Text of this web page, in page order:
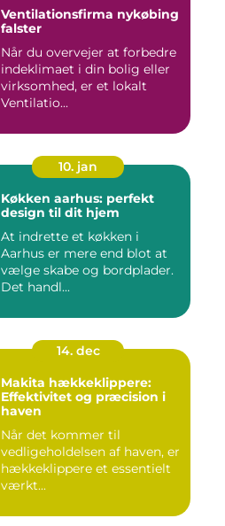
Ventilationsfirma nykøbing
falster
Når du overvejer at forbedre
indeklimaet i din bolig eller
virksomhed, er et lokalt
Ventilatio...
10. jan
Køkken aarhus: perfekt
design til dit hjem
At indrette et køkken i
Aarhus er mere end blot at
vælge skabe og bordplader.
Det handl...
14. dec
Makita hækkeklippere:
Effektivitet og præcision i
haven
Når det kommer til
vedligeholdelsen af haven, er
hækkeklippere et essentielt
værkt...